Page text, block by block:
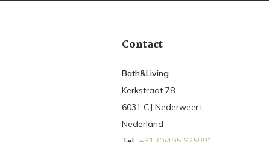
Contact
Bath&Living
Kerkstraat 78
6031 CJ Nederweert
Nederland